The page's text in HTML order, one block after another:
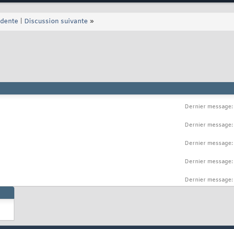
Discussion suivante »
Dernier message:
Dernier message:
Dernier message:
Dernier message:
Dernier message: